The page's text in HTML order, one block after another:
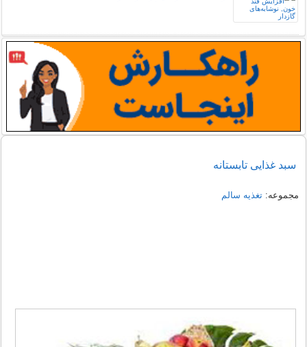
سبد غذایی تابستانه
مجموعه:تغذیه سالم